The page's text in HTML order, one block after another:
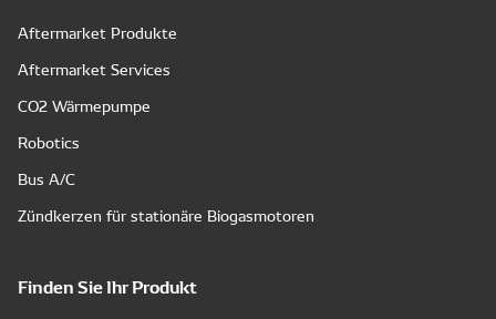
Aftermarket Produkte
Aftermarket Services
CO2 Wärmepumpe
Robotics
Bus A/C
Zündkerzen für stationäre Biogasmotoren
Finden Sie Ihr Produkt